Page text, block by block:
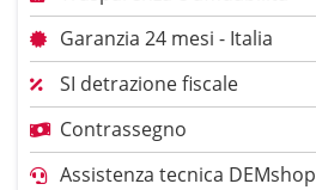
Garanzia 24 mesi - Italia
SI detrazione fiscale
Contrassegno
Assistenza tecnica DEMshop